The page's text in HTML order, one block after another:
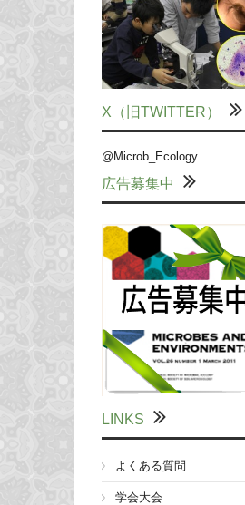
X（旧TWITTER）
@Microb_Ecology
広告募集中
LINKS
よくある質問
学会大会